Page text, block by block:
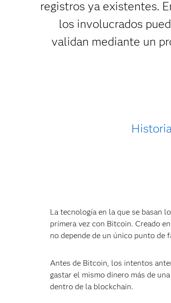
registros ya existentes.
los involucrados
validan mediante un
La tecnología en la que se basan
primera vez con Bitcoin. Creado
no depende de un único punto de
Antes de Bitcoin, los intentos
gastar el mismo dinero más de
dentro de la blockchain.